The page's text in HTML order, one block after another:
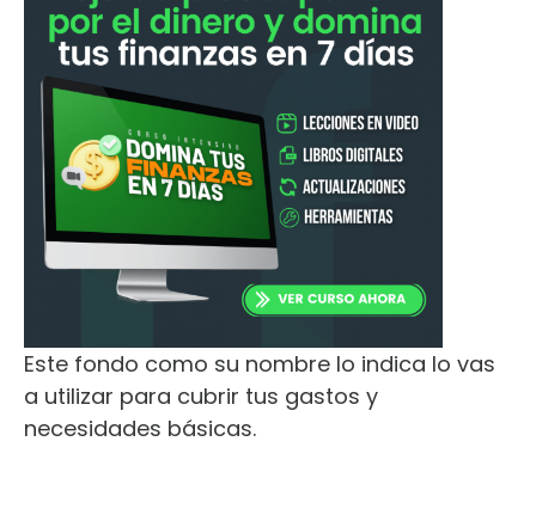
Este fondo como su nombre lo indica lo vas
a utilizar para cubrir tus gastos y
necesidades básicas.